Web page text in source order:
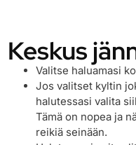
Keskus
Valitse haluamasi
Jos valitset kyltin
halutessasi valita
Tämä on nopea ja
reikiä seinään.